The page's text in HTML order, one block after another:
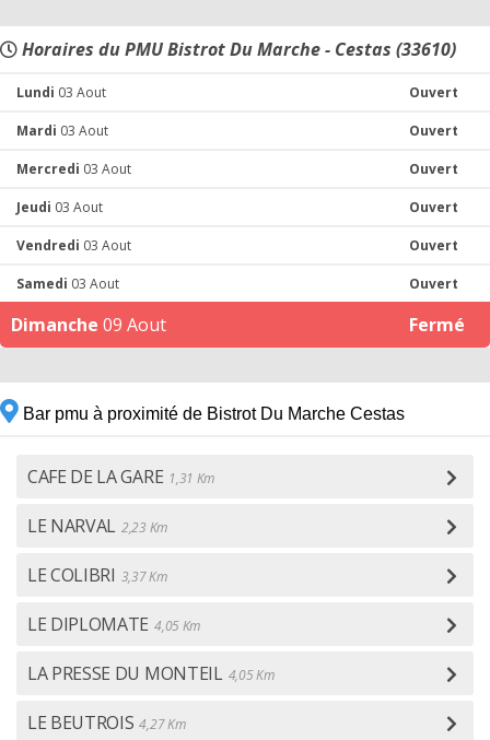
Horaires du PMU Bistrot Du Marche - Cestas (33610)
Lundi 03 Aout Ouvert
Mardi 03 Aout Ouvert
Mercredi 03 Aout Ouvert
Jeudi 03 Aout Ouvert
Vendredi 03 Aout Ouvert
Samedi 03 Aout Ouvert
Dimanche 09 Aout Fermé
Bar pmu à proximité de Bistrot Du Marche Cestas
CAFE DE LA GARE 1,31 Km
LE NARVAL 2,23 Km
LE COLIBRI 3,37 Km
LE DIPLOMATE 4,05 Km
LA PRESSE DU MONTEIL 4,05 Km
LE BEUTROIS 4,27 Km